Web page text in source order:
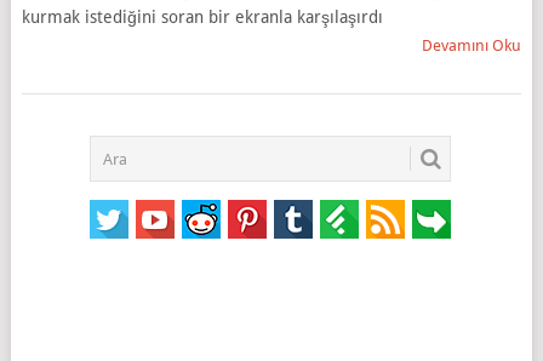
kurmak istediğini soran bir ekranla karşılaşırdı
Devamını Oku